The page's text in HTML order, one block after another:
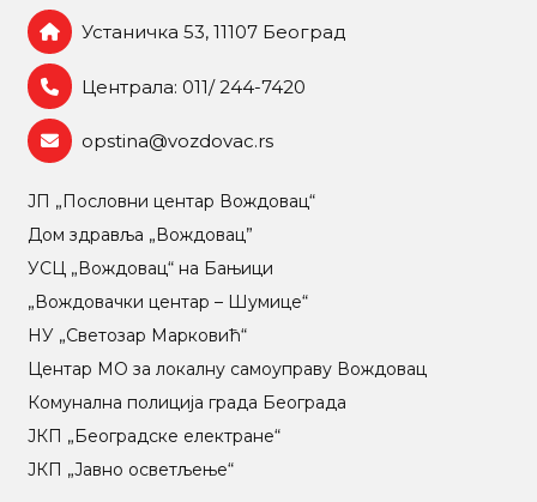
Устаничка 53, 11107 Београд
Централа: 011/ 244-7420
opstina@vozdovac.rs
ЈП „Пословни центар Вождовац“
Дом здравља „Вождовац”
УСЦ „Вождовац“ на Бањици
„Вождовачки центар – Шумице“
НУ „Светозар Марковић“
Центар МO за локалну самоуправу Вождовац
Комунална полиција града Београда
ЈКП „Београдске електране“
ЈКП „Јавно осветљење“